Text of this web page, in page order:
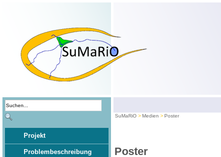
Projekt
Problembeschreibung
SuMaRiO Medien Poster
Poster